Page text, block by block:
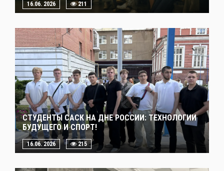
16.06. 2026 211
СТУДЕНТЫ САСК НА ДНЕ РОССИИ: ТЕХНОЛОГИИ
БУДУЩЕГО И СПОРТ!
16.06. 2026 215